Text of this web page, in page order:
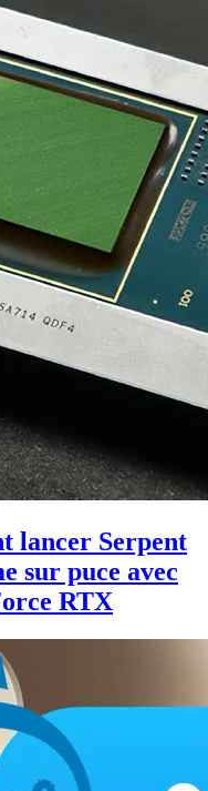
lancer Serpent
sur puce avec
RTX